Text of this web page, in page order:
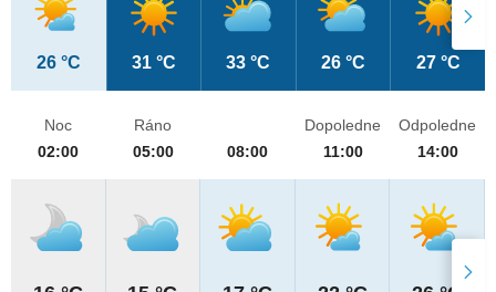
26 °C 31 °C 33 °C 26 °C 27 °C
Noc
02:00
Ráno
05:00
08:00
Dopoledne
11:00
Odpoledne
14:00